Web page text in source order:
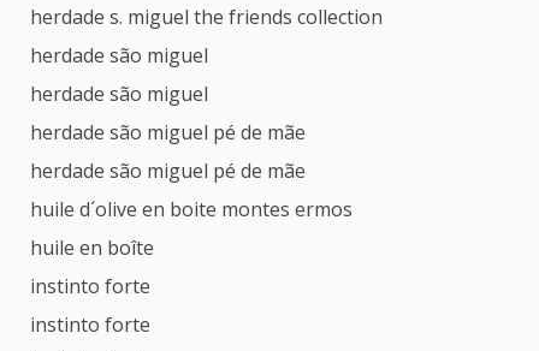
herdade s. miguel the friends collection
herdade são miguel
herdade são miguel
herdade são miguel pé de mãe
herdade são miguel pé de mãe
huile d´olive en boite montes ermos
huile en boîte
instinto forte
instinto forte